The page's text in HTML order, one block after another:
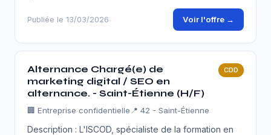
Publiée le 13/03/2026 Voir l'offre →
Alternance Chargé(e) de
marketing digital / SEO en
alternance. - Saint-Étienne (H/F)
CDD
🏢 Entreprise confidentielle 📍 42 - Saint-Étienne
Description : L'ISCOD, spécialiste de la formation en